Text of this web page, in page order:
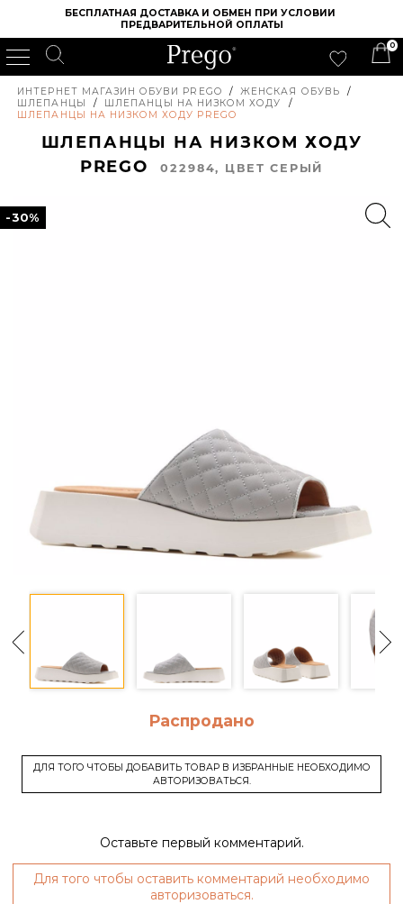
БЕСПЛАТНАЯ ДОСТАВКА И ОБМЕН ПРИ УСЛОВИИ
ПРЕДВАРИТЕЛЬНОЙ ОПЛАТЫ
0
ИНТЕРНЕТ МАГАЗИН ОБУВИ PREGO / ЖЕНСКАЯ ОБУВЬ
/
ШЛЕПАНЦЫ
/ ШЛЕПАНЦЫ НА НИЗКОМ ХОДУ
/
ШЛЕПАНЦЫ НА НИЗКОМ ХОДУ PREGO
ШЛЕПАНЦЫ НА НИЗКОМ ХОДУ
PREGO022984, ЦВЕТ СЕРЫЙ
-30%
Распродано
ДЛЯ ТОГО ЧТОБЫ ДОБАВИТЬ ТОВАР В ИЗБРАННЫЕ НЕОБХОДИМО
АВТОРИЗОВАТЬСЯ.
Оставьте первый комментарий.
Для того чтобы оставить комментарий необходимо
авторизоваться.